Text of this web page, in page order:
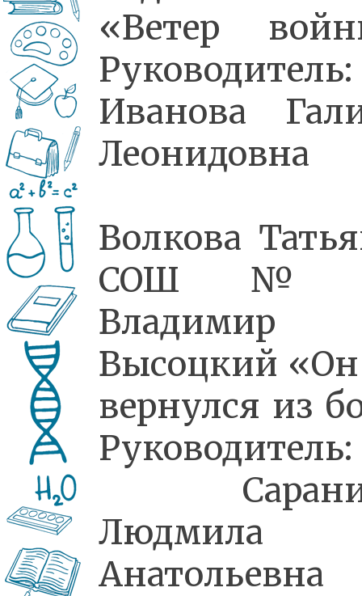
«Ветер
Руководитель:
Иванова
Леонидовна
Волкова
Владимир
Высоцкий
вернулся из
Руководитель:
Людмила
Анатольевна